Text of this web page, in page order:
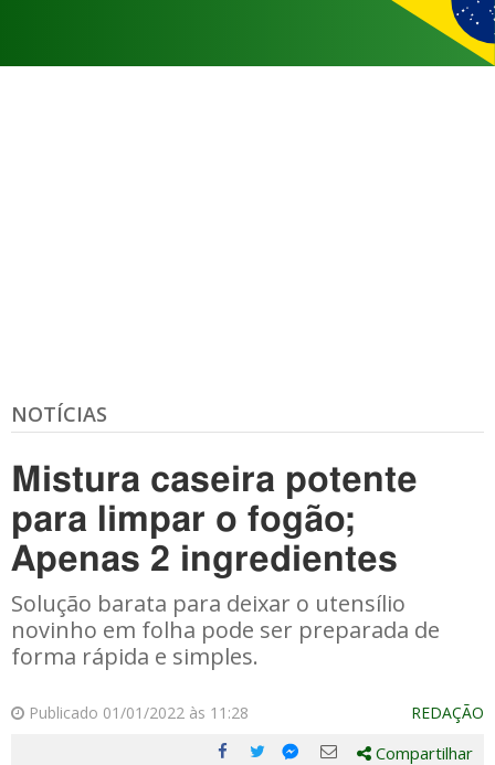
NOTÍCIAS
Mistura caseira potente
para limpar o fogão;
Apenas 2 ingredientes
Solução barata para deixar o utensílio
novinho em folha pode ser preparada de
forma rápida e simples.
Publicado 01/01/2022 às 11:28 REDAÇÃO
Compartilhar